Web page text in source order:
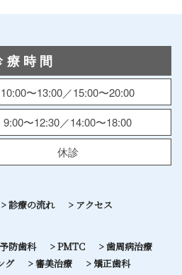
療時間
10:00〜13:00／15:00〜20:00
9:00〜12:30／14:00〜18:00
休診
診療の流れ アクセス
予防歯科 PMTC
歯周病治療
グ 審美治療
矯正歯科